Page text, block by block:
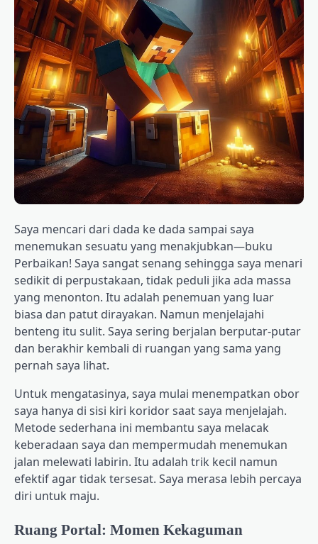
Saya mencari dari dada ke dada sampai saya
menemukan sesuatu yang menakjubkan—buku
Perbaikan! Saya sangat senang sehingga saya menari
sedikit di perpustakaan, tidak peduli jika ada massa
yang menonton. Itu adalah penemuan yang luar
biasa dan patut dirayakan. Namun menjelajahi
benteng itu sulit. Saya sering berjalan berputar-putar
dan berakhir kembali di ruangan yang sama yang
pernah saya lihat.
Untuk mengatasinya, saya mulai menempatkan obor
saya hanya di sisi kiri koridor saat saya menjelajah.
Metode sederhana ini membantu saya melacak
keberadaan saya dan mempermudah menemukan
jalan melewati labirin. Itu adalah trik kecil namun
efektif agar tidak tersesat. Saya merasa lebih percaya
diri untuk maju.
Ruang Portal: Momen Kekaguman